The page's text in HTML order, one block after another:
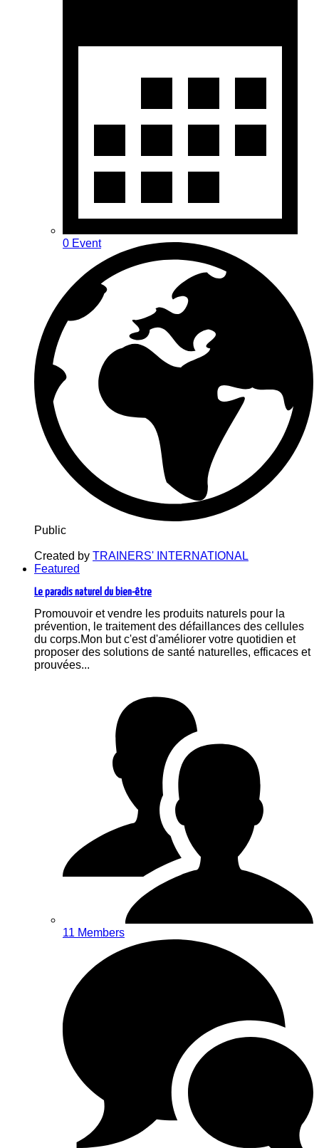
0 Event
Public
Created by TRAINERS' INTERNATIONAL
Featured
Le paradis naturel du bien-être
Promouvoir et vendre les produits naturels pour la
prévention, le traitement des défaillances des cellules
du corps.Mon but c'est d'améliorer votre quotidien et
proposer des solutions de santé naturelles, efficaces et
prouvées...
11 Members